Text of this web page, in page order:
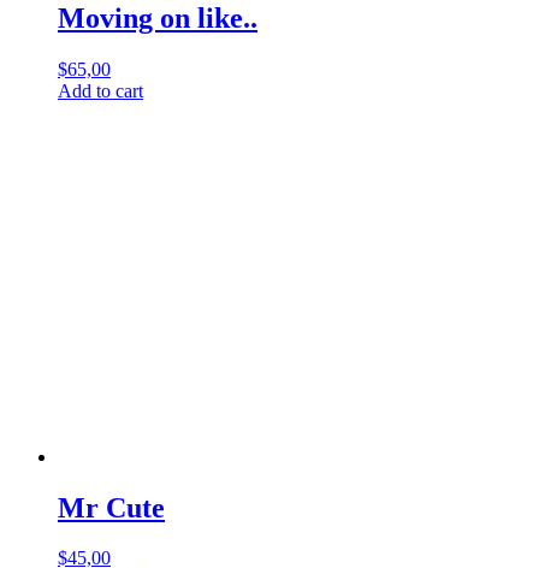
Moving on like..
$65,00
Add to cart
Mr Cute
$45,00